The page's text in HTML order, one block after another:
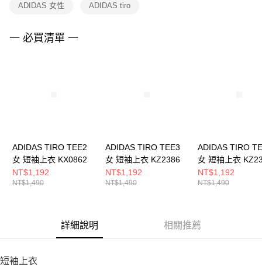
１．透過由恩沛科技股份有限公司提供之「AFTEE先享後付」服務完成之交
２．關於個人資料處理事宜，請瀏覽以下網址：
ADIDAS 女性 ADIDAS tiro
一 必買清單 一
ADIDAS TIRO TEE2
女 短袖上衣 KX0862
NT$1,192
NT$1,490
ADIDAS TIRO TEE3
女 短袖上衣 KZ2386
NT$1,192
NT$1,490
ADIDAS TIRO
女 短袖上衣
NT$1,192
NT$1,490
詳細說明 相關推薦
短袖上衣